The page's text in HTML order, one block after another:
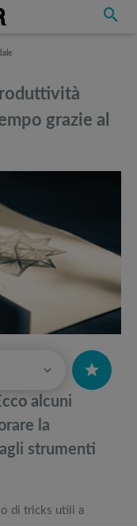
grazie al
di sconti post Black
occhiali intelligenti
roulant, cyclette,
Black Friday Week
alcuni
la
strumenti
di tricks utili a